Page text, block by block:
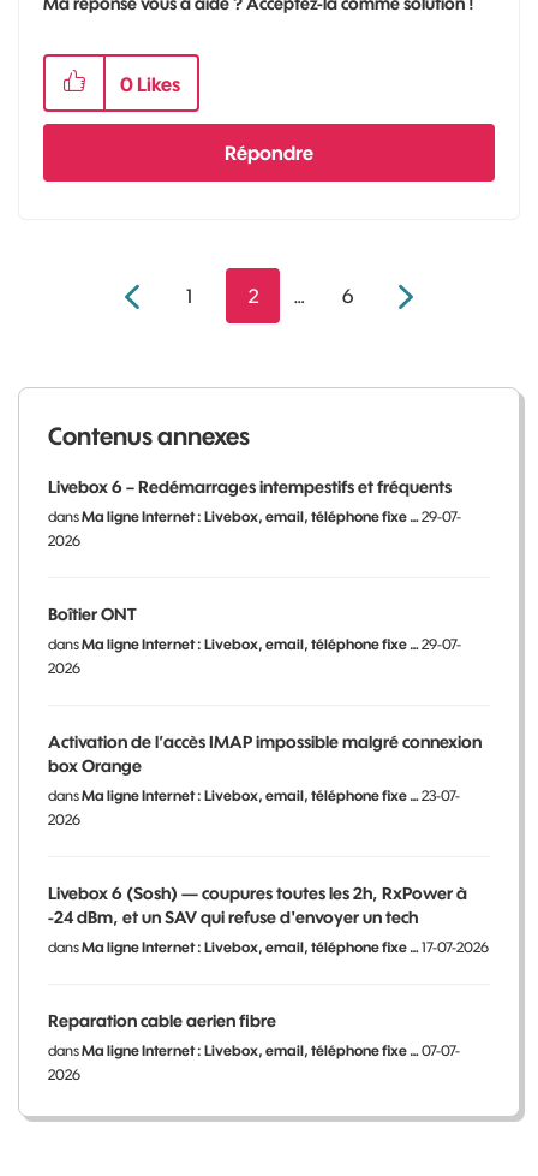
0 Likes
Répondre
1 2 … 6
Contenus annexes
Livebox 6 – Redémarrages intempestifs et fréquents
dansMa ligne Internet : Livebox, email, téléphone fixe …29-07-
2026
Boîtier ONT
dansMa ligne Internet : Livebox, email, téléphone fixe …29-07-
2026
Activation de l’accès IMAP impossible malgré connexion
box Orange
dansMa ligne Internet : Livebox, email, téléphone fixe …23-07-
2026
Livebox 6 (Sosh) — coupures toutes les 2h, RxPower à
-24 dBm, et un SAV qui refuse d'envoyer un tech
dansMa ligne Internet : Livebox, email, téléphone fixe …17-07-2026
Reparation cable aerien fibre
dansMa ligne Internet : Livebox, email, téléphone fixe …07-07-
2026